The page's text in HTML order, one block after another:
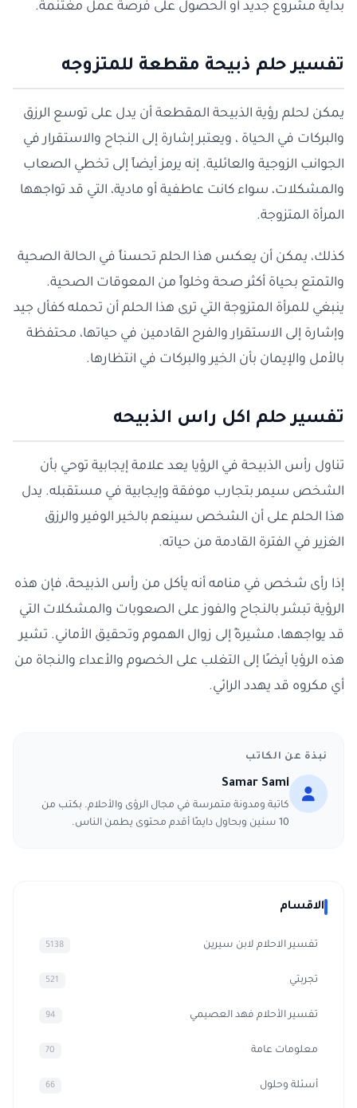
بداية مشروع جديد أو الحصول على فرصة عمل مغتنمة.
تفسير حلم ذبيحة مقطعة للمتزوجه
يمكن لحلم رؤية الذبيحة المقطعة أن يدل على توسع الرزق
والبركات في الحياة ، ويعتبر إشارة إلى النجاح والاستقرار في
الجوانب الزوجية والعائلية. إنه يرمز أيضاً إلى تخطي الصعاب
والمشكلات، سواء كانت عاطفية أو مادية، التي قد تواجهها
المرأة المتزوجة.
كذلك، يمكن أن يعكس هذا الحلم تحسناً في الحالة الصحية
والتمتع بحياة أكثر صحة وخلواً من المعوقات الصحية.
ينبغي للمرأة المتزوجة التي ترى هذا الحلم أن تحمله كفأل جيد
وإشارة إلى الاستقرار والفرح القادمين في حياتها، محتفظة
بالأمل والإيمان بأن الخير والبركات في انتظارها.
تفسير حلم اكل راس الذبيحه
تناول رأس الذبيحة في الرؤيا يعد علامة إيجابية توحي بأن
الشخص سيمر بتجارب موفقة وإيجابية في مستقبله. يدل
هذا الحلم على أن الشخص سينعم بالخير الوفير والرزق
الغزير في الفترة القادمة من حياته.
إذا رأى شخص في منامه أنه يأكل من رأس الذبيحة، فإن هذه
الرؤية تبشر بالنجاح والفوز على الصعوبات والمشكلات التي
قد يواجهها، مشيرةً إلى زوال الهموم وتحقيق الأماني. تشير
هذه الرؤيا أيضًا إلى التغلب على الخصوم والأعداء والنجاة من
أي مكروه قد يهدد الرائي.
نبذة عن الكاتب
Samar Sami
كاتبة ومدونة متمرسة في مجال الرؤى والأحلام. بكتب من
10 سنين وبحاول دايمًا أقدم محتوى يطمن الناس.
الاقسام
تفسير الاحلام لابن سيرين 5138
تجربتي 521
تفسير الأحلام فهد العصيمي 94
معلومات عامة 70
أسئلة وحلول 66